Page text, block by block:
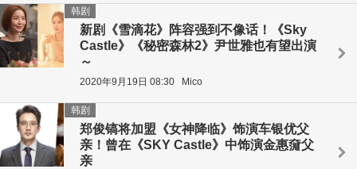
新剧《雪滴花》阵容强到不像话！《Sky
Castle》《秘密森林2》尹世雅也有望出演
～
韩剧
2020年9月19日 08:30 Mico
郑俊镐将加盟《女神降临》饰演车银优父
亲！曾在《SKY Castle》中饰演金惠奫父
亲
韩剧